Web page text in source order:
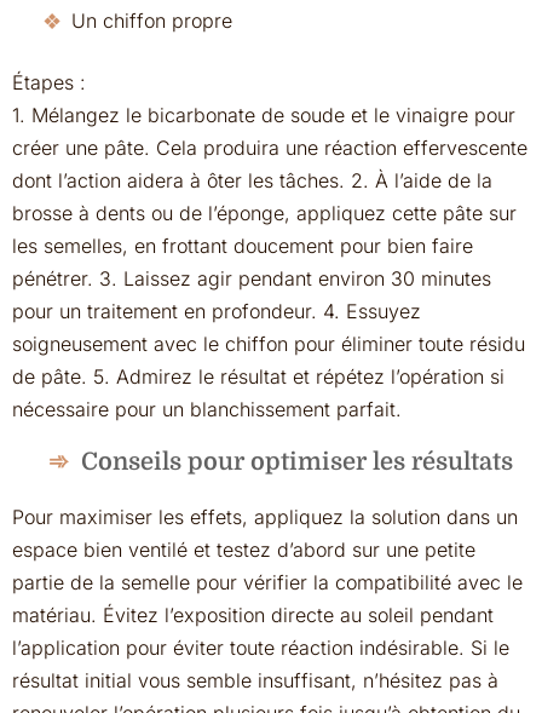
Un chiffon propre
Étapes :
1. Mélangez le bicarbonate de soude et le vinaigre pour
créer une pâte. Cela produira une réaction effervescente
dont l’action aidera à ôter les tâches. 2. À l’aide de la
brosse à dents ou de l’éponge, appliquez cette pâte sur
les semelles, en frottant doucement pour bien faire
pénétrer. 3. Laissez agir pendant environ 30 minutes
pour un traitement en profondeur. 4. Essuyez
soigneusement avec le chiffon pour éliminer toute résidu
de pâte. 5. Admirez le résultat et répétez l’opération si
nécessaire pour un blanchissement parfait.
Conseils pour optimiser les résultats
Pour maximiser les effets, appliquez la solution dans un
espace bien ventilé et testez d’abord sur une petite
partie de la semelle pour vérifier la compatibilité avec le
matériau. Évitez l’exposition directe au soleil pendant
l’application pour éviter toute réaction indésirable. Si le
résultat initial vous semble insuffisant, n’hésitez pas à